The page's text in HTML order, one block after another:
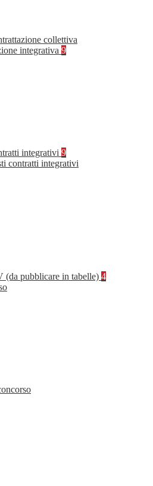
collettiva
integrativa 9
integrativi 9
contratti integrativi
(da pubblicare in tabelle) 4